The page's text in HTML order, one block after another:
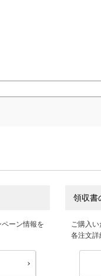
ーン情報を
領収書
ご購入
各注文詳